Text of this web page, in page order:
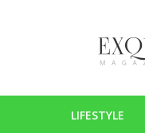
LIFESTYLE